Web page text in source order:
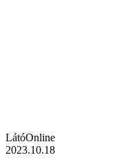
LátóOnline
2023.10.18